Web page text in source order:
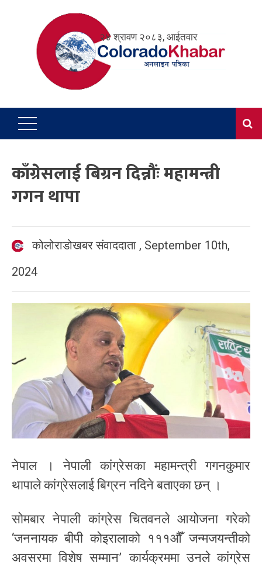
२४ श्रावण २०८३, आईतवार
काँग्रेसलाई बिग्रन दिन्नौंः महामन्त्री
गगन थापा
कोलोराडोखबर संवाददाता , September 10th,
2024
नेपाल । नेपाली कांग्रेसका महामन्त्री गगनकुमार
थापाले कांग्रेसलाई बिग्रन नदिने बताएका छन् ।
सोमबार नेपाली कांग्रेस चितवनले आयोजना गरेको
‘जननायक बीपी कोइरालाको १११औँ जन्मजयन्तीको
अवसरमा विशेष सम्मान’ कार्यक्रममा उनले कांग्रेस